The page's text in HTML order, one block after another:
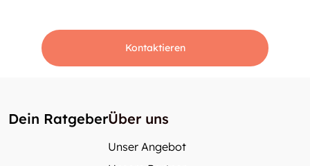
Kontaktieren
Dein RatgeberÜber uns
Unser Angebot